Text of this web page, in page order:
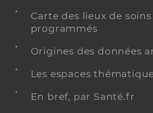
Carte des lieux de
programmés
Origines des données
Les espaces
En bref, par Santé.fr